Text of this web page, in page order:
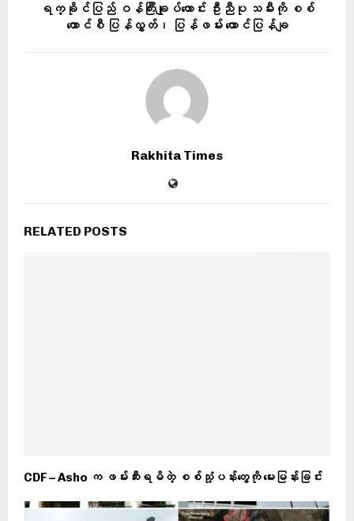
ရက္ခိုင်ပြည် ဝန်ကြီးချုပ်ဟောင်း ဦးညီပု သမီးကို စစ်
ကောင်စီ ပြန်လွှတ်၊ ပြန်ဖမ်း ထောင်ပြန်ချ
Rakhita Times
RELATED POSTS
CDF – Asho က ဖမ်းဆီးရမိတဲ့ စစ်သုံ့ပန်းတွေကို မေးမြန်းခြင်း